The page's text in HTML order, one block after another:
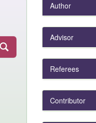
Author
Advisor
Referees
Contributor